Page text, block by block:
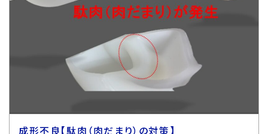
成形不良【駄肉（肉だまり）の対策】